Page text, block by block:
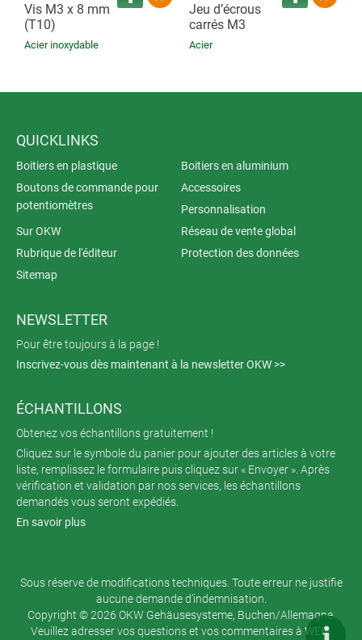
Vis M3 x 8 mm
(T10)
Acier inoxydable
Jeu d’écrous
carrés M3
Acier
QUICKLINKS
Boitiers en plastique
Boitiers en aluminium
Boutons de commande pour
potentiomètres
Accessoires
Personnalisation
Sur OKW
Réseau de vente global
Rubrique de l'éditeur
Protection des données
Sitemap
NEWSLETTER
Pour être toujours à la page !
Inscrivez-vous dès maintenant à la newsletter OKW >>
ÉCHANTILLONS
Obtenez vos échantillons gratuitement !
Cliquez sur le symbole du panier pour ajouter des articles à votre
liste, remplissez le formulaire puis cliquez sur « Envoyer ». Après
vérification et validation par nos services, les échantillons
demandés vous seront expédiés.
En savoir plus
Sous réserve de modifications techniques. Toute erreur ne justifie
aucune demande d’indemnisation.
Copyright © 2026 OKW Gehäusesysteme, Buchen/Allemagne.
Veuillez adresser vos questions et vos commentaires à WEB-